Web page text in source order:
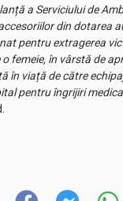
a Serviciului de
din dotarea
pentru extragerea
femeie, în vârstă de
în viață de către
pentru îngrijiri